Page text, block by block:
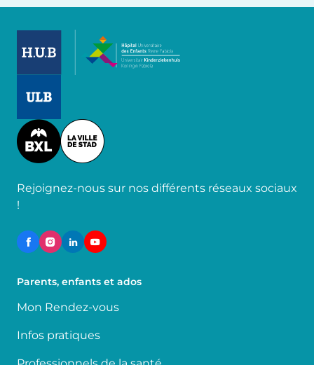
Image
Rejoignez-nous sur nos différents réseaux sociaux
!
Parents, enfants et ados
Mon Rendez-vous
Infos pratiques